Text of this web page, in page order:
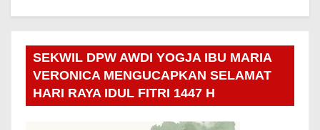
SEKWIL DPW AWDI YOGJA IBU MARIA
VERONICA MENGUCAPKAN SELAMAT
HARI RAYA IDUL FITRI 1447 H